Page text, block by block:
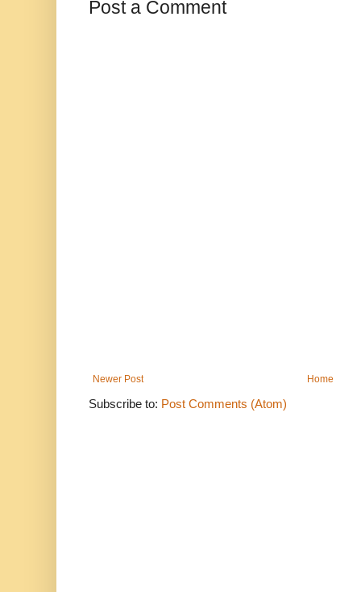
Post a Comment
Newer Post Home
Subscribe to: Post Comments (Atom)